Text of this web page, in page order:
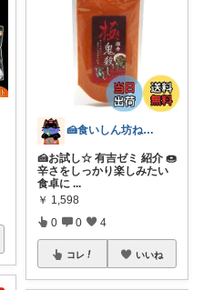
🍰食いしん坊ねっこ🍩毎日タロット占い
🍰お試し☆ 有吉ゼミ 紹介 🍩
辛さをしっかり楽しみたい
食卓に ...
￥ 1,598
0 0 4
コレ いいね